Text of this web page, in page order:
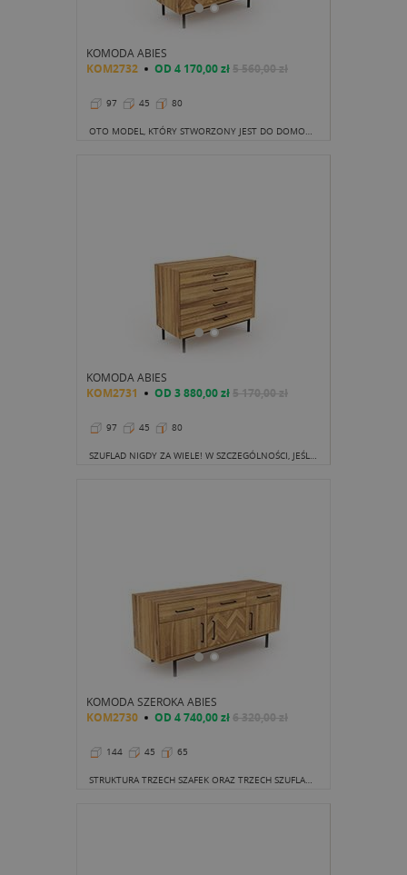
KOMODA ABIES
KOM2732 OD 4 170,00 zł5 560,00 zł
97 45 80
OTO MODEL, KTÓRY STWORZONY JEST DO DOMOWEGO, ALE NIE TYLKO, GABINETU.
KOMODA ABIES
KOM2731 OD 3 880,00 zł5 170,00 zł
97 45 80
SZUFLAD NIGDY ZA WIELE! W SZCZEGÓLNOŚCI, JEŚLI WYBIERAMY KOMODĘ DO BIURA CZY SYPIALNI.
KOMODA SZEROKA ABIES
KOM2730 OD 4 740,00 zł6 320,00 zł
144 45 65
STRUKTURA TRZECH SZAFEK ORAZ TRZECH SZUFLAD UMIEJSCOWIONYCH NAD SZAFKAMI NAWIĄZYWAĆ MOŻE DO DAWNYCH KREDENSÓW.